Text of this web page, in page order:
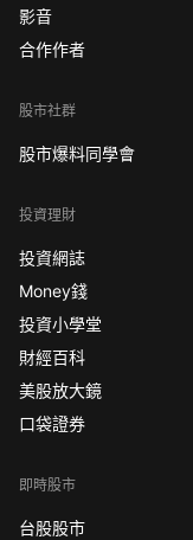
影音
合作作者
股市社群
股市爆料同學會
投資理財
投資網誌
Money錢
投資小學堂
財經百科
美股放大鏡
口袋證券
即時股市
台股股市